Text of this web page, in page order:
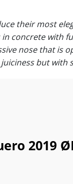
their most
concrete with
nose that is
but
2019